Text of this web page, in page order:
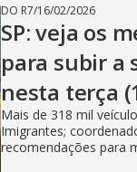
DO R7/16/02/2026
SP: veja os
para subir a
nesta terça
Mais de 318 mil
Imigrantes;
recomendações para